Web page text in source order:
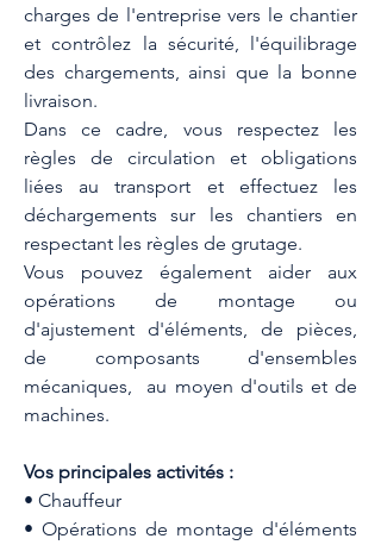
charges de l'entreprise vers le chantier
et contrôlez la sécurité, l'équilibrage
des chargements, ainsi que la bonne
livraison.
Dans ce cadre, vous respectez les
règles de circulation et obligations
liées au transport et effectuez les
déchargements sur les chantiers en
respectant les règles de grutage.
Vous pouvez également aider aux
opérations de montage ou
d'ajustement d'éléments, de pièces,
de composants d'ensembles
mécaniques,  au moyen d'outils et de
machines.
Vos principales activités :
• Chauffeur
• Opérations de montage d'éléments